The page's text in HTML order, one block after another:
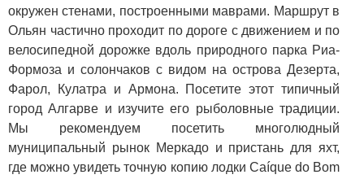
окружен стенами, построенными маврами. Маршрут в
Ольян частично проходит по дороге с движением и по
велосипедной дорожке вдоль природного парка Риа-
Формоза и солончаков с видом на острова Дезерта,
Фарол, Кулатра и Армона. Посетите этот типичный
город Алгарве и изучите его рыболовные традиции.
Мы рекомендуем посетить многолюдный
муниципальный рынок Меркадо и пристань для яхт,
где можно увидеть точную копию лодки Caíque do Bom